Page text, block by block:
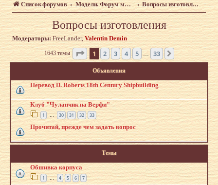
Список форумов Модели. Форум моделистов сайта shipmodeling.ru Вопросы изготовления
Вопросы изготовления
Модераторы: FreeLander, Valentin Demin
1643 темы Страница 1из 33
1 2 3 4 5 … 33 След.
Объявления
Перевод D. Roberts 18th Century Shipbuilding
Клуб "Чуланчик на Верфи"
1 … 30 31 32 33
Прочитай, прежде чем задать вопрос
Темы
Обшивка корпуса
1 … 4 5 6 7